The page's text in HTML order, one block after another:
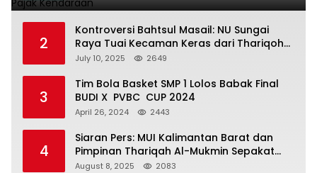
2
Kontroversi Bahtsul Masail: NU Sungai
Raya Tuai Kecaman Keras dari Thariqoh
Al Mu’min
July 10, 2025 2649
3
Tim Bola Basket SMP 1 Lolos Babak Final
BUDI X PVBC CUP 2024
April 26, 2024 2443
4
Siaran Pers: MUI Kalimantan Barat dan
Pimpinan Thariqah Al-Mukmin Sepakat
Jaga Umat
August 8, 2025 2083